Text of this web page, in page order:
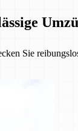
Sie